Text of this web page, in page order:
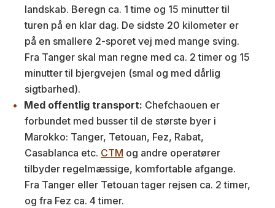
landskab. Beregn ca. 1 time og 15 minutter til
turen på en klar dag. De sidste 20 kilometer er
på en smallere 2-sporet vej med mange sving.
Fra Tanger skal man regne med ca. 2 timer og 15
minutter til bjergvejen (smal og med dårlig
sigtbarhed).
Med offentlig transport: Chefchaouen er
forbundet med busser til de største byer i
Marokko: Tanger, Tetouan, Fez, Rabat,
Casablanca etc. CTM og andre operatører
tilbyder regelmæssige, komfortable afgange.
Fra Tanger eller Tetouan tager rejsen ca. 2 timer,
og fra Fez ca. 4 timer.